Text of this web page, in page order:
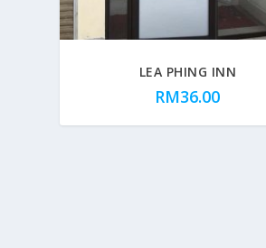
LEA PHING INN
RM36.00